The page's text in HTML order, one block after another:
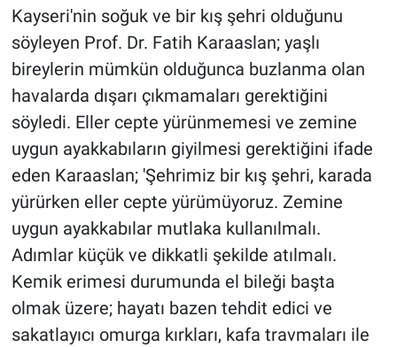
Kayseri'nin soğuk ve bir kış şehri olduğunu
söyleyen Prof. Dr. Fatih Karaaslan; yaşlı
bireylerin mümkün olduğunca buzlanma olan
havalarda dışarı çıkmamaları gerektiğini
söyledi. Eller cepte yürünmemesi ve zemine
uygun ayakkabıların giyilmesi gerektiğini ifade
eden Karaaslan; 'Şehrimiz bir kış şehri, karada
yürürken eller cepte yürümüyoruz. Zemine
uygun ayakkabılar mutlaka kullanılmalı.
Adımlar küçük ve dikkatli şekilde atılmalı.
Kemik erimesi durumunda el bileği başta
olmak üzere; hayatı bazen tehdit edici ve
sakatlayıcı omurga kırkları, kafa travmaları ile